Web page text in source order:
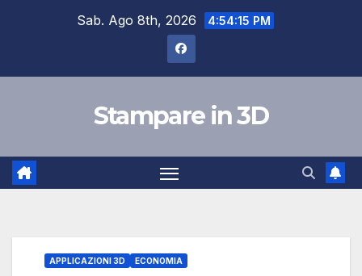
Sab. Ago 8th, 2026 4:54:16 PM
Stampare in 3D
APPLICAZIONI 3D ECONOMIA